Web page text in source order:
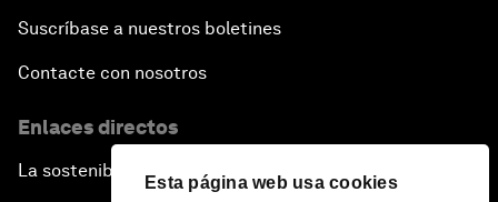
Esta página web usa cookies
Suscríbase a nuestros boletines
Contacte con nosotros
Enlaces directos
La sostenibilidad en el Foro